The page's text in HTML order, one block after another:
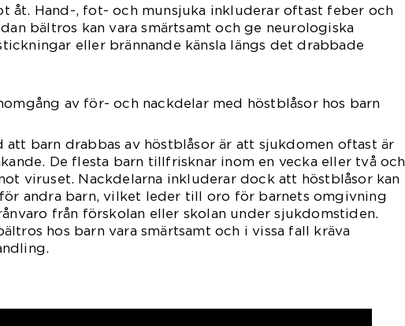
åt. Hand-, fot- och munsjuka inkluderar oftast feber och
bältros kan vara smärtsamt och ge neurologiska
eller brännande känsla längs det drabbade
av för- och nackdelar med höstblåsor hos barn
att barn drabbas av höstblåsor är att sjukdomen oftast är
De flesta barn tillfrisknar inom en vecka eller två och
viruset. Nackdelarna inkluderar dock att höstblåsor kan
andra barn, vilket leder till oro för barnets omgivning
från förskolan eller skolan under sjukdomstiden.
hos barn vara smärtsamt och i vissa fall kräva